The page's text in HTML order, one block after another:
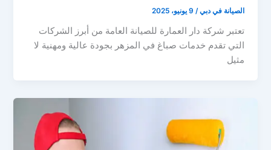
الصيانة في دبي/ 9 يونيو، 2025
تعتبر شركة دار العمارة للصيانة العامة من أبرز الشركات
التي تقدم خدمات صباغ في المزهر بجودة عالية ومهنية لا
مثيل